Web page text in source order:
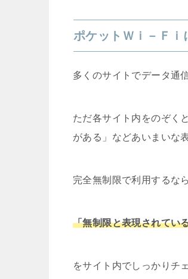
ポケットＷｉ－Ｆｉ
多くのサイトでデータ通
ただ各サイト内をのぞく
がある」などあいまいな
完全無制限で利用するな
「無制限と表現されてい
をサイト内でしっかりチ